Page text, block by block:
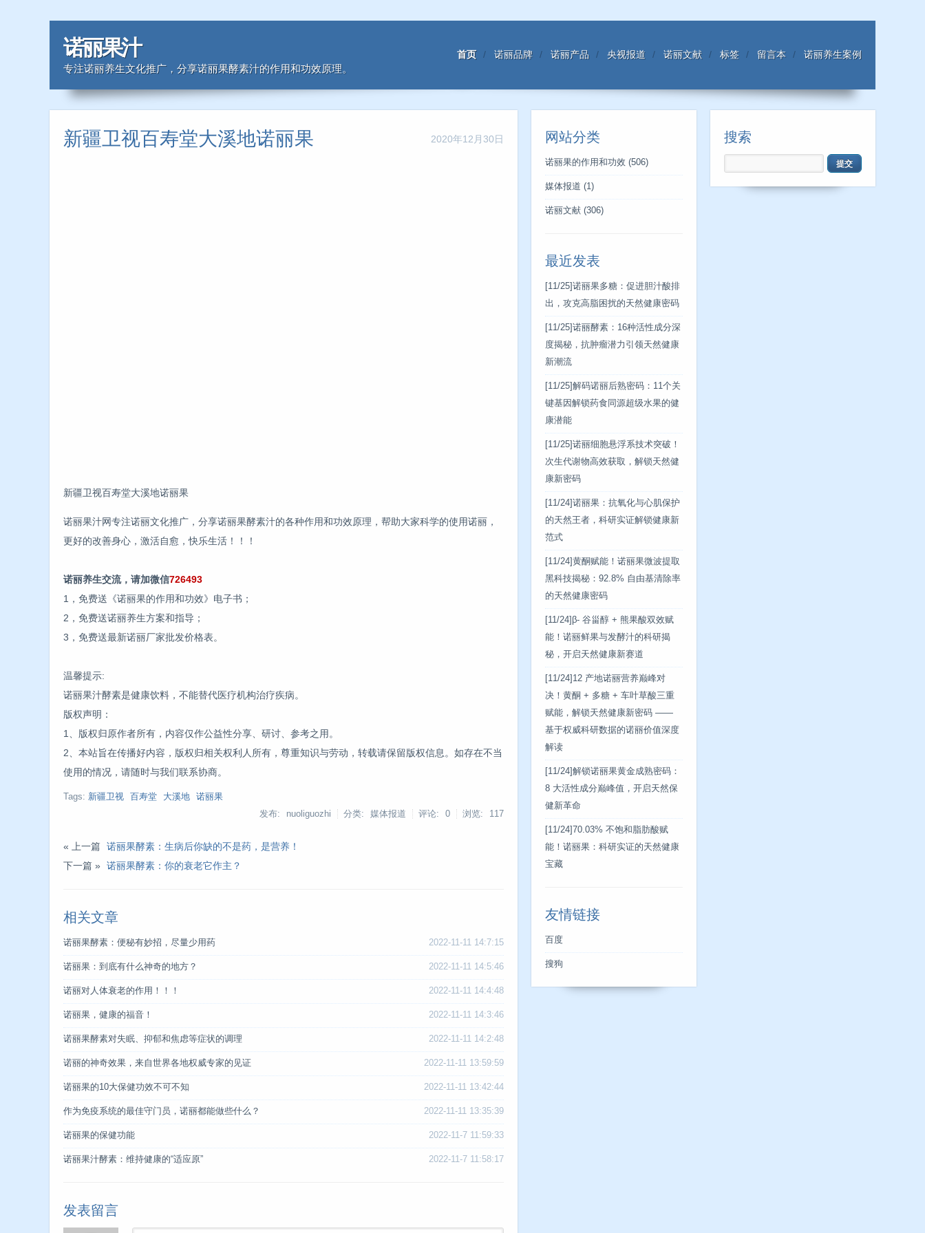
诺丽果汁
专注诺丽养生文化推广，分享诺丽果酵素汁的作用和功效原理。
首页 诺丽品牌 诺丽产品 央视报道 诺丽文献 标签 留言本 诺丽养生案例
2020年12月30日
新疆卫视百寿堂大溪地诺丽果
新疆卫视百寿堂大溪地诺丽果
诺丽果汁网专注诺丽文化推广，分享诺丽果酵素汁的各种作用和功效原理，帮助大家科学的使用诺丽，
更好的改善身心，激活自愈，快乐生活！！！
诺丽养生交流，请加微信726493
1，免费送《诺丽果的作用和功效》电子书；
2，免费送诺丽养生方案和指导；
3，免费送最新诺丽厂家批发价格表。
温馨提示:
诺丽果汁酵素是健康饮料，不能替代医疗机构治疗疾病。
版权声明：
1、版权归原作者所有，内容仅作公益性分享、研讨、参考之用。
2、本站旨在传播好内容，版权归相关权利人所有，尊重知识与劳动，转载请保留版权信息。如存在不当
使用的情况，请随时与我们联系协商。
Tags: 新疆卫视 百寿堂 大溪地
诺丽果
发布: nuoliguozhi
分类: 媒体报道 评论: 0 浏览: 117
« 上一篇
诺丽果酵素：生病后你缺的不是药，是营养！
下一篇 » 诺丽果酵素：你的衰老它作主？
相关文章
2022-11-11 14:7:15
诺丽果酵素：便秘有妙招，尽量少用药
2022-11-11 14:5:46
诺丽果：到底有什么神奇的地方？
2022-11-11 14:4:48
诺丽对人体衰老的作用！！！
2022-11-11 14:3:46
诺丽果，健康的福音！
2022-11-11 14:2:48
诺丽果酵素对失眠、抑郁和焦虑等症状的调理
2022-11-11 13:59:59
诺丽的神奇效果，来自世界各地权威专家的见证
2022-11-11 13:42:44
诺丽果的10大保健功效不可不知
2022-11-11 13:35:39
作为免疫系统的最佳守门员，诺丽都能做些什么？
2022-11-7 11:59:33
诺丽果的保健功能
2022-11-7 11:58:17
诺丽果汁酵素：维持健康的“适应原”
发表留言
网站分类
诺丽果的作用和功效 (506)
媒体报道 (1)
诺丽文献 (306)
最近发表
[11/25] 诺丽果多糖：促进胆汁酸排
出，攻克高脂困扰的天然健康密码
[11/25] 诺丽酵素：16种活性成分深
度揭秘，抗肿瘤潜力引领天然健康
新潮流
[11/25] 解码诺丽后熟密码：11个关
键基因解锁药食同源超级水果的健
康潜能
[11/25] 诺丽细胞悬浮系技术突破！
次生代谢物高效获取，解锁天然健
康新密码
[11/24] 诺丽果：抗氧化与心肌保护
的天然王者，科研实证解锁健康新
范式
[11/24] 黄酮赋能！诺丽果微波提取
黑科技揭秘：92.8% 自由基清除率
的天然健康密码
[11/24] β- 谷甾醇 + 熊果酸双效赋
能！诺丽鲜果与发酵汁的科研揭
秘，开启天然健康新赛道
[11/24] 12 产地诺丽营养巅峰对
决！黄酮 + 多糖 + 车叶草酸三重
赋能，解锁天然健康新密码 ——
基于权威科研数据的诺丽价值深度
解读
[11/24] 解锁诺丽果黄金成熟密码：
8 大活性成分巅峰值，开启天然保
健新革命
[11/24] 70.03% 不饱和脂肪酸赋
能！诺丽果：科研实证的天然健康
宝藏
友情链接
百度
搜狗
搜索